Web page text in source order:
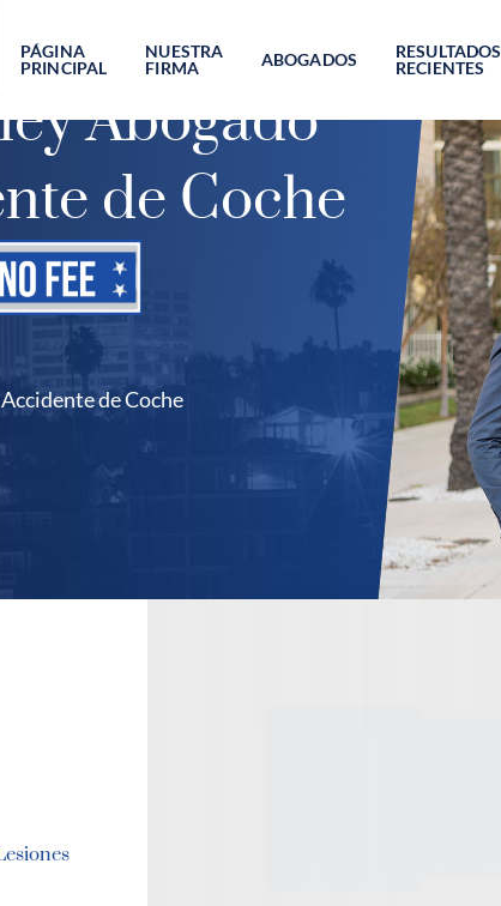
PÁGINA
PRINCIPAL
NUESTRA
FIRMA
ABOGADOS
RESULTADOS
RECIENTES
Abogado
de Coche
de Coche